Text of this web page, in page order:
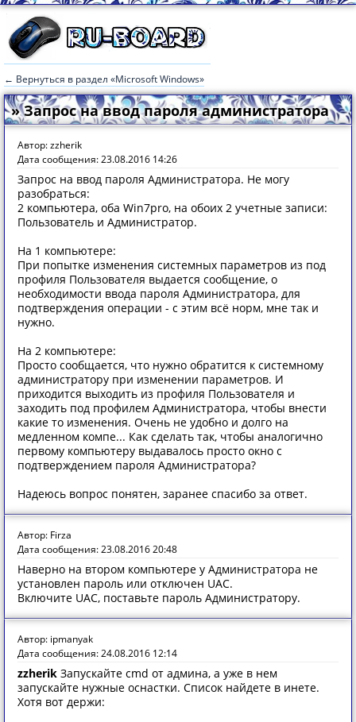
← Вернуться в раздел «Microsoft Windows»
» Запрос на ввод пароля администратора
Автор: zzherik
Дата сообщения: 23.08.2016 14:26
Запрос на ввод пароля Администратора. Не могу
разобраться:
2 компьютера, оба Win7pro, на обоих 2 учетные записи:
Пользователь и Администратор.
На 1 компьютере:
При попытке изменения системных параметров из под
профиля Пользователя выдается сообщение, о
необходимости ввода пароля Администратора, для
подтверждения операции - с этим всё норм, мне так и
нужно.
На 2 компьютере:
Просто сообщается, что нужно обратится к системному
администратору при изменении параметров. И
приходится выходить из профиля Пользователя и
заходить под профилем Администратора, чтобы внести
какие то изменения. Очень не удобно и долго на
медленном компе... Как сделать так, чтобы аналогично
первому компьютеру выдавалось просто окно с
подтверждением пароля Администратора?
Надеюсь вопрос понятен, заранее спасибо за ответ.
Автор: Firza
Дата сообщения: 23.08.2016 20:48
Наверно на втором компьютере у Администратора не
установлен пароль или отключен UAC.
Включите UAC, поставьте пароль Администратору.
Автор: ipmanyak
Дата сообщения: 24.08.2016 12:14
zzherik Запускайте cmd от админа, а уже в нем
запускайте нужные оснастки. Список найдете в инете.
Хотя вот держи: